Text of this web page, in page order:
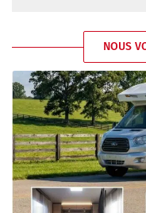
NOUS